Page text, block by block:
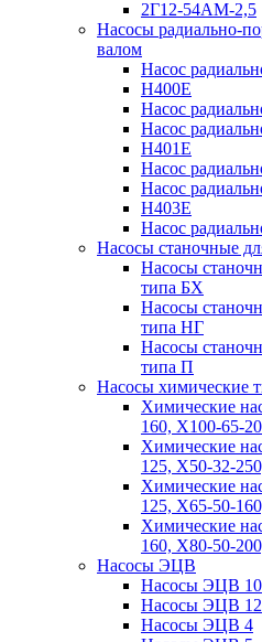
2Г12-54АМ-2,5
Насосы радиально-
валом
Насос
Н400Е
Насос
Насос
Н401Е
Насос
Насос
Н403Е
Насос
Насосы станочные
Насосы
типа БХ
Насосы
типа НГ
Насосы
типа П
Насосы химические
Химические
160, Х100-65-
Химические
125, Х50-32-
Химические
125, Х65-50-
Химические
160, Х80-50-
Насосы ЭЦВ
Насосы ЭЦВ 10
Насосы ЭЦВ 12
Насосы ЭЦВ 4